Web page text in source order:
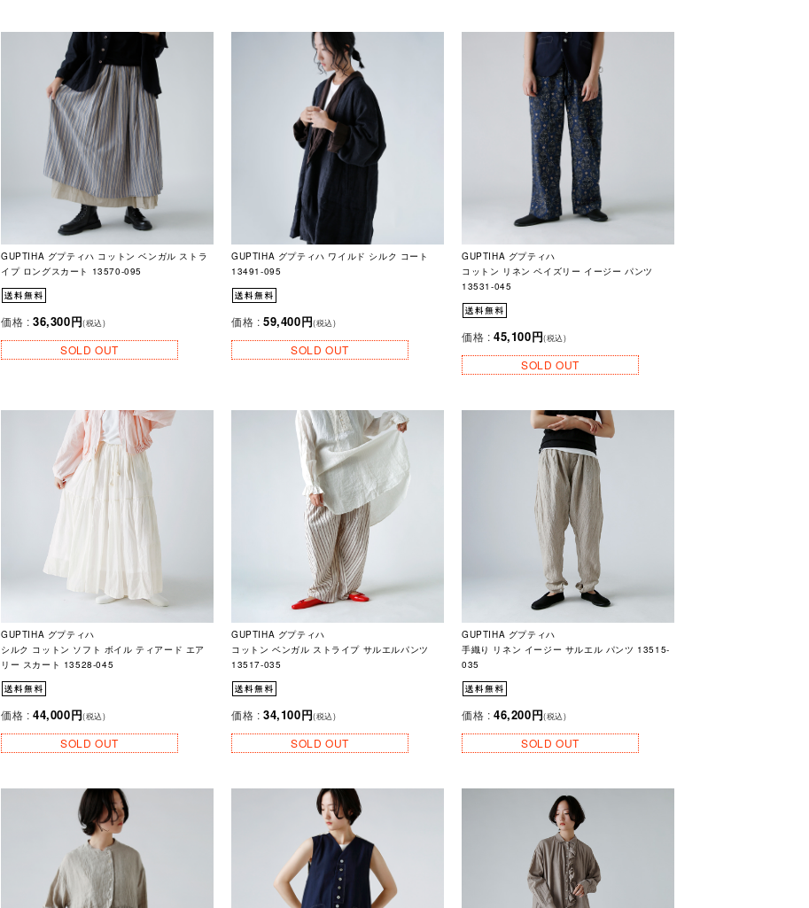
GUPTIHA グプティハ コットン ベンガル ストラ
イプ ロングスカート 13570-095
価格 : 36,300円(税込)
SOLD OUT
GUPTIHA グプティハ ワイルド シルク コート
13491-095
価格 : 59,400円(税込)
SOLD OUT
GUPTIHA グプティハ
コットン リネン ペイズリー イージー パンツ
13531-045
価格 : 45,100円(税込)
SOLD OUT
GUPTIHA グプティハ
シルク コットン ソフト ボイル ティアード エア
リー スカート 13528-045
価格 : 44,000円(税込)
SOLD OUT
GUPTIHA グプティハ
コットン ベンガル ストライプ サルエルパンツ
13517-035
価格 : 34,100円(税込)
SOLD OUT
GUPTIHA グプティハ
手織り リネン イージー サルエル パンツ 13515-
035
価格 : 46,200円(税込)
SOLD OUT